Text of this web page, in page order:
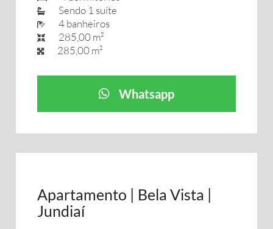
Sendo 1 suíte
4 banheiros
285,00 m²
285,00 m²
Whatsapp
Apartamento | Bela Vista |
Jundiaí